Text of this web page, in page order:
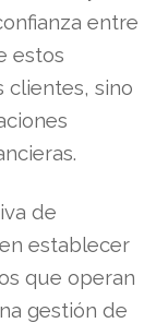
entre
estos
clientes, sino
de
establecer
que operan
gestión de